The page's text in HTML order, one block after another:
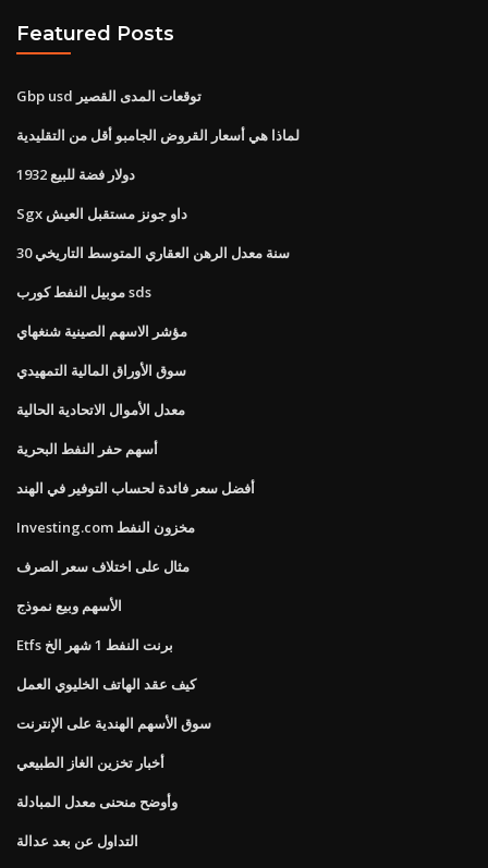
Featured Posts
Gbp usd توقعات المدى القصير
لماذا هي أسعار القروض الجامبو أقل من التقليدية
1932 دولار فضة للبيع
Sgx داو جونز مستقبل العيش
30 سنة معدل الرهن العقاري المتوسط ​​التاريخي
موبيل النفط كورب sds
مؤشر الاسهم الصينية شنغهاي
سوق الأوراق المالية التمهيدي
معدل الأموال الاتحادية الحالية
أسهم حفر النفط البحرية
أفضل سعر فائدة لحساب التوفير في الهند
Investing.com مخزون النفط
مثال على اختلاف سعر الصرف
الأسهم وبيع نموذج
Etfs برنت النفط 1 شهر الخ
كيف عقد الهاتف الخليوي العمل
سوق الأسهم الهندية على الإنترنت
أخبار تخزين الغاز الطبيعي
وأوضح منحنى معدل المبادلة
التداول عن بعد عدالة